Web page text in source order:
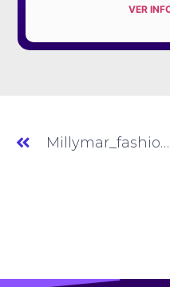
VER
Millymar_fashion » Moda Feminina » SP » (#AM647)